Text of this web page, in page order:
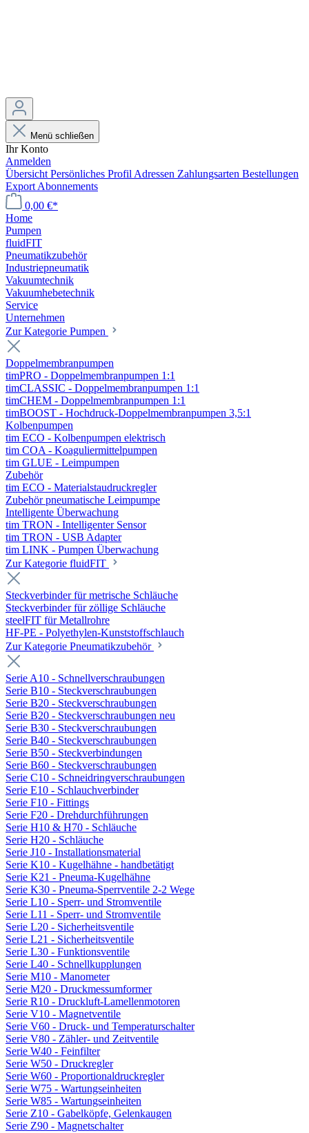
Menü schließen
Ihr Konto
Anmelden
Übersicht Persönliches Profil Adressen Zahlungsarten Bestellungen
Export Abonnements
0,00 €*
Home
Pumpen
fluidFIT
Pneumatikzubehör
Industriepneumatik
Vakuumtechnik
Vakuumhebetechnik
Service
Unternehmen
Zur Kategorie Pumpen
Doppelmembranpumpen
timPRO - Doppelmembranpumpen 1:1
timCLASSIC - Doppelmembranpumpen 1:1
timCHEM - Doppelmembranpumpen 1:1
timBOOST - Hochdruck-Doppelmembranpumpen 3,5:1
Kolbenpumpen
tim ECO - Kolbenpumpen elektrisch
tim COA - Koaguliermittelpumpen
tim GLUE - Leimpumpen
Zubehör
tim ECO - Materialstaudruckregler
Zubehör pneumatische Leimpumpe
Intelligente Überwachung
tim TRON - Intelligenter Sensor
tim TRON - USB Adapter
tim LINK - Pumpen Überwachung
Zur Kategorie fluidFIT
Steckverbinder für metrische Schläuche
Steckverbinder für zöllige Schläuche
steelFIT für Metallrohre
HF-PE - Polyethylen-Kunststoffschlauch
Zur Kategorie Pneumatikzubehör
Serie A10 - Schnellverschraubungen
Serie B10 - Steckverschraubungen
Serie B20 - Steckverschraubungen
Serie B20 - Steckverschraubungen neu
Serie B30 - Steckverschraubungen
Serie B40 - Steckverschraubungen
Serie B50 - Steckverbindungen
Serie B60 - Steckverschraubungen
Serie C10 - Schneidringverschraubungen
Serie E10 - Schlauchverbinder
Serie F10 - Fittings
Serie F20 - Drehdurchführungen
Serie H10 & H70 - Schläuche
Serie H20 - Schläuche
Serie J10 - Installationsmaterial
Serie K10 - Kugelhähne - handbetätigt
Serie K21 - Pneuma-Kugelhähne
Serie K30 - Pneuma-Sperrventile 2-2 Wege
Serie L10 - Sperr- und Stromventile
Serie L11 - Sperr- und Stromventile
Serie L20 - Sicherheitsventile
Serie L21 - Sicherheitsventile
Serie L30 - Funktionsventile
Serie L40 - Schnellkupplungen
Serie M10 - Manometer
Serie M20 - Druckmessumformer
Serie R10 - Druckluft-Lamellenmotoren
Serie V10 - Magnetventile
Serie V60 - Druck- und Temperaturschalter
Serie V80 - Zähler- und Zeitventile
Serie W40 - Feinfilter
Serie W50 - Druckregler
Serie W60 - Proportionaldruckregler
Serie W75 - Wartungseinheiten
Serie W85 - Wartungseinheiten
Serie Z10 - Gabelköpfe, Gelenkaugen
Serie Z90 - Magnetschalter